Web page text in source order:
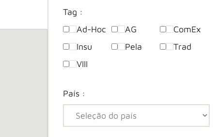
Tag :
Ad-Hoc
AG
ComEx
Insu
Pela
Trad
VIII
País :